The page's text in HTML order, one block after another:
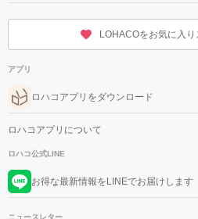
LOHACOをお気に入
アプリ
ロハコアプリをダウンロード
ロハコアプリについて
ロハコ公式LINE
お得な最新情報をLINEでお届けします